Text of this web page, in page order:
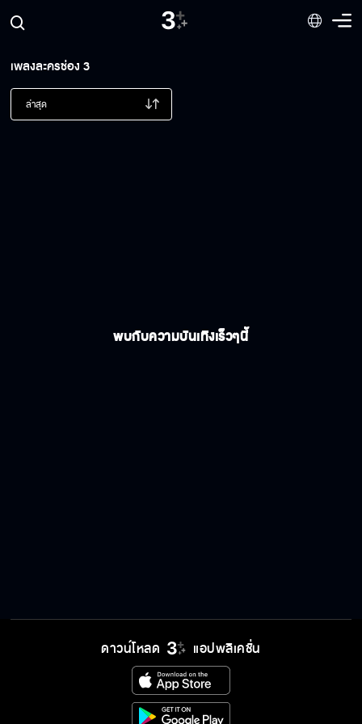
เพลงละครช่อง 3
ล่าสุด
พบกับความบันเทิงเร็วๆนี้
ดาวน์โหลด แอปพลิเคชั่น